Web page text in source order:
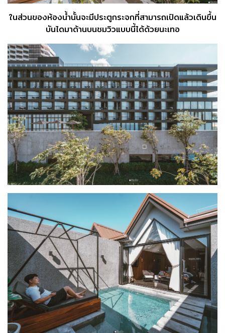
ในส่วนของห้องน้ำนั้นจะมีประตูกระจกที่สามารถเปิดแล้วเดินขึ้น
บันไดมาด้านบนชมวิวแบบนี้ได้ด้วยนะเทอ